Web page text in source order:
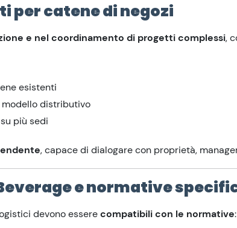
per catene di negozi
e nel coordinamento di progetti complessi,
esistenti
modello distributivo
più sedi
, capace di dialogare con proprietà,
e normative
devono esserecompatibili con le normative: